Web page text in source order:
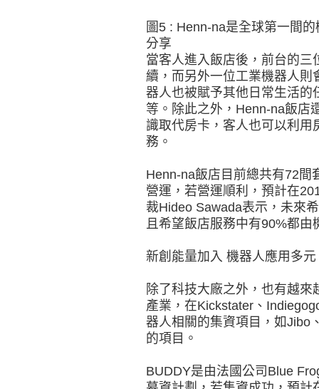
圖5 : Henn-na是全球第一間
分享
當客人進入飯店後，前台的
續，而另外一位工業機器人則
器人也被賦予其他日常生活的
等。除此之外，Henn-na飯店
識取代房卡，客人也可以利
務。
Henn-na飯店目前總共有72間
營運，若營運順利，預計在
裁Hideo Sawada表示，未來
且希望飯店服務中有90%都
新創能量加入 機器人應用多元
除了科技大廠之外，也有越
產業，在Kickstater、
器人相關的集資項目，如Jibo
的項目。
BUDDY是由法國公司Blue